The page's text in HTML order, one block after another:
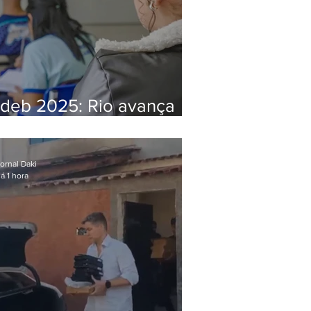
2025: Rio avança
da média nacional
Daki
1 hora